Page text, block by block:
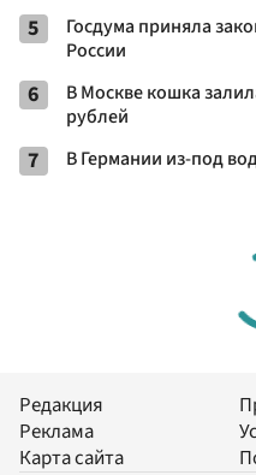
5
Госдума приняла
России
6
В Москве кошка
рублей
7 В Германии из-под
Редакция
Реклама
Карта сайта